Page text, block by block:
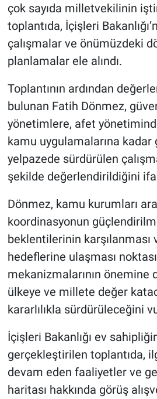
çok sayıda milletvekilinin
toplantıda, İçişleri
çalışmalar ve önümüzdeki
planlamalar ele alındı.
Toplantının ardından
bulunan Fatih Dönmez,
yönetimlere, afet
kamu uygulamalarına kadar
yelpazede sürdürülen
şekilde değerlendirildiğini
Dönmez, kamu kurumları
koordinasyonun
beklentilerinin karşılanması
hedeflerine ulaşması
mekanizmalarının önemine
ülkeye ve millete değer
kararlılıkla sürdürüleceğini
İçişleri Bakanlığı ev
gerçekleştirilen toplantıda,
devam eden faaliyetler ve
haritası hakkında görüş
Magazin
Bilim ve Teknoloji